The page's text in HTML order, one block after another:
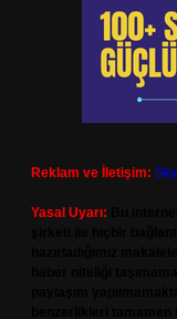
Reklam ve İletişim:
Yasal Uyarı: